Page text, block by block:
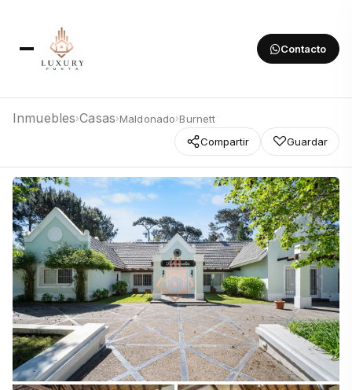
Contacto
Inmuebles›Casas›Maldonado›Burnett
Compartir
Guardar